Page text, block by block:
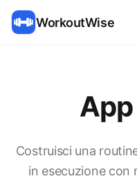
WorkoutWise
Costruisci una
in esecuzione con